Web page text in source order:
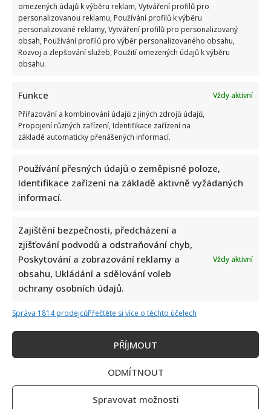
omezených údajů k výběru reklam, Vytváření profilů pro
personalizovanou reklamu, Používání profilů k výběru
personalizované reklamy, Vytváření profilů pro personalizovaný
obsah, Používání profilů pro výběr personalizovaného obsahu,
Rozvoj a zlepšování služeb, Použití omezených údajů k výběru
obsahu.
Funkce
Vždy aktivní
Přiřazování a kombinování údajů z jiných zdrojů údajů,
Propojení různých zařízení, Identifikace zařízení na
základě automaticky přenášených informací.
Používání přesných údajů o zeměpisné poloze,
Identifikace zařízení na základě aktivně vyžádaných
informací.
Zajištění bezpečnosti, předcházení a
zjišťování podvodů a odstraňování chyb,
Poskytování a zobrazování reklamy a
obsahu, Ukládání a sdělování voleb
ochrany osobních údajů.
Vždy aktivní
Správa 1814 prodejcůPřečtěte si více o těchto účelech
PŘÍJMOUT
ODMÍTNOUT
Spravovat možnosti
Vtip na adresu Tomia Okamury nepadl na úrodnou půdu:
Předseda Sněmovny ho nepochopil a akorát se ztrapnil
Test znalostí pro Husákovy děti: 10 otázek o životě za
Jiří Dvořák o svém výjezdu na Ukrajinu, kde viděl samé hrůzy:
Češi si prý neváží toho, co mají
Bolestivý moment Ivy Pazderkové na dovolené: Její video
rozesmálo i vzbudilo velký obdiv